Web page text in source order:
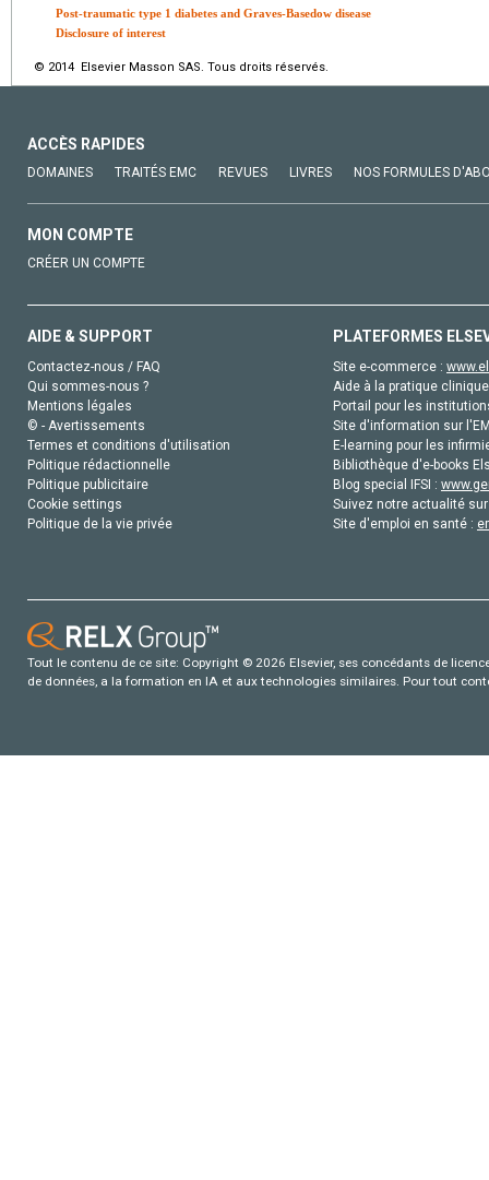
Post-traumatic type 1 diabetes and Graves-Basedow disease
Disclosure of interest
© 2014 Elsevier Masson SAS. Tous droits réservés.
ACCÈS RAPIDES
DOMAINES TRAITÉS EMC REVUES LIVRES NOS FORMULES
MON COMPTE
CRÉER UN COMPTE
AIDE & SUPPORT
Contactez-nous / FAQ
Qui sommes-nous ?
Mentions légales
© - Avertissements
Termes et conditions d'utilisation
Politique rédactionnelle
Politique publicitaire
Cookie settings
Politique de la vie privée
PLATEFORMES
Site e-commerce :
Aide à la pratique
Portail pour les
Site d'information sur
E-learning pour les
Bibliothèque d'e-books
Blog special IFSI :
Suivez notre actualité
Site d'emploi en santé :
Tout le contenu de ce site: Copyright © 2026 Elsevier, ses concédants de
de données, a la formation en IA et aux technologies similaires. Pour tout